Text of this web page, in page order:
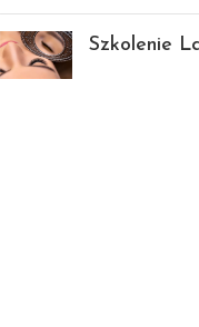
Szkolenie